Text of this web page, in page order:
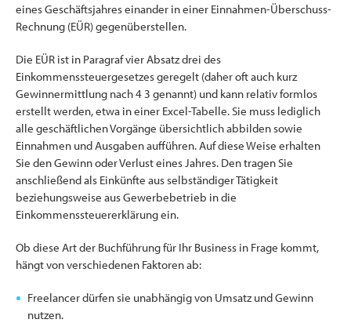
eines Geschäftsjahres einander in einer Einnahmen-Überschuss-
Rechnung (EÜR) gegenüberstellen.
Die EÜR ist in Paragraf vier Absatz drei des
Einkommenssteuergesetzes geregelt (daher oft auch kurz
Gewinnermittlung nach 4 3 genannt) und kann relativ formlos
erstellt werden, etwa in einer Excel-Tabelle. Sie muss lediglich
alle geschäftlichen Vorgänge übersichtlich abbilden sowie
Einnahmen und Ausgaben aufführen. Auf diese Weise erhalten
Sie den Gewinn oder Verlust eines Jahres. Den tragen Sie
anschließend als Einkünfte aus selbständiger Tätigkeit
beziehungsweise aus Gewerbebetrieb in die
Einkommenssteuererklärung ein.
Ob diese Art der Buchführung für Ihr Business in Frage kommt,
hängt von verschiedenen Faktoren ab:
Freelancer dürfen sie unabhängig von Umsatz und Gewinn
nutzen.